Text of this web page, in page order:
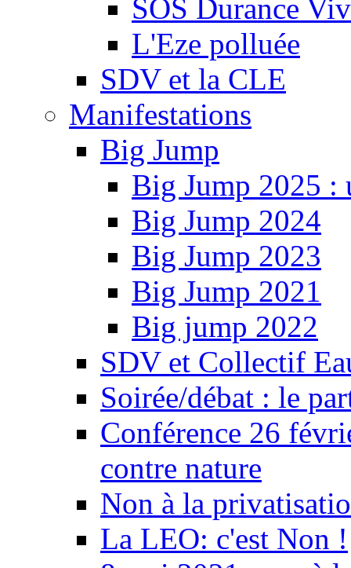
SOS Durance
L'Eze polluée
SDV et la CLE
Manifestations
Big Jump
Big Jump 2025 :
Big Jump 2024
Big Jump 2023
Big Jump 2021
Big jump 2022
SDV et Collectif
Soirée/débat : le
Conférence 26
contre nature
Non à la
La LEO: c'est Non !